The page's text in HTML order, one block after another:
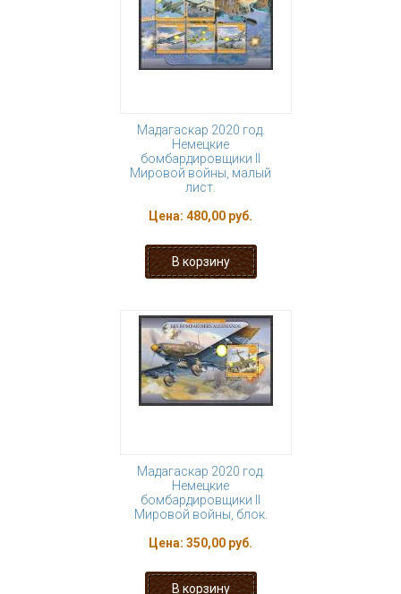
Мадагаскар 2020 год.
Немецкие
бомбардировщики II
Мировой войны, малый
лист.
Цена: 480,00 руб.
Мадагаскар 2020 год.
Немецкие
бомбардировщики II
Мировой войны, блок.
Цена: 350,00 руб.